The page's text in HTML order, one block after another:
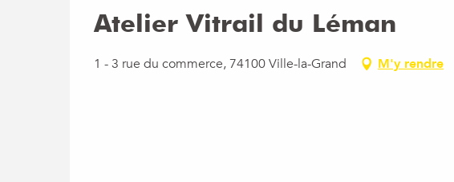
Atelier Vitrail du Léman
1 - 3 rue du commerce, 74100 Ville-la-Grand M'y rendre